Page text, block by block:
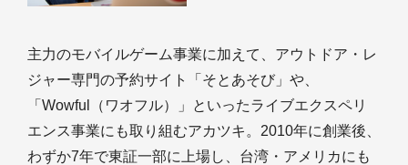
主力のモバイルゲーム事業に加えて、アウトドア・レ
ジャー専門の予約サイト「そとあそび」や、
「Wowful（ワオフル）」といったライブエクスペリ
エンス事業にも取り組むアカツキ。2010年に創業後、
わずか7年で東証一部に上場し、台湾・アメリカにも